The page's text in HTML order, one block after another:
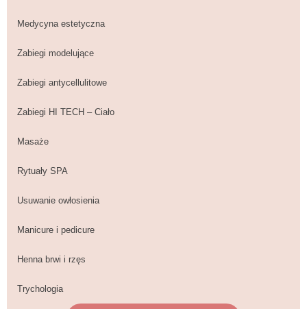
Medycyna estetyczna
Zabiegi modelujące
Zabiegi antycellulitowe
Zabiegi HI TECH – Ciało
Masaże
Rytuały SPA
Usuwanie owłosienia
Manicure i pedicure
Henna brwi i rzęs
Trychologia